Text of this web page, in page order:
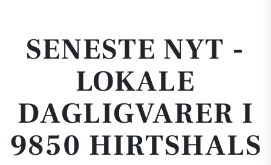
SENESTE NYT -
LOKALE
DAGLIGVARER I
9850 HIRTSHALS